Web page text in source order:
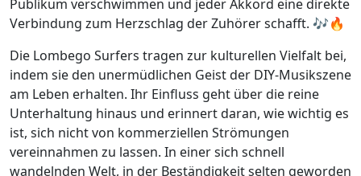
Publikum verschwimmen und jeder Akkord eine direkte
Verbindung zum Herzschlag der Zuhörer schafft. 🎶🔥
Die Lombego Surfers tragen zur kulturellen Vielfalt bei,
indem sie den unermüdlichen Geist der DIY-Musikszene
am Leben erhalten. Ihr Einfluss geht über die reine
Unterhaltung hinaus und erinnert daran, wie wichtig es
ist, sich nicht von kommerziellen Strömungen
vereinnahmen zu lassen. In einer sich schnell
wandelnden Welt, in der Beständigkeit selten geworden